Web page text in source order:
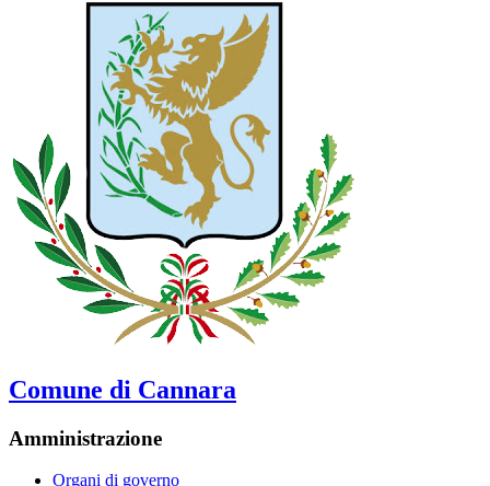
Comune di Cannara
Amministrazione
Organi di governo